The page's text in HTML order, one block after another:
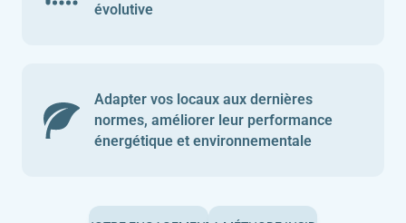
évolutive
Adapter vos locaux aux dernières
normes, améliorer leur performance
énergétique et environnementale